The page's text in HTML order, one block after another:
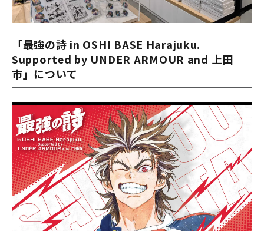
「最強の詩 in OSHI BASE Harajuku.
Supported by UNDER ARMOUR and 上田
市」について